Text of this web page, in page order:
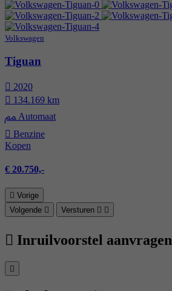
Volkswagen
Tiguan
2020
134.169 km
Automaat
Benzine
Kopen
€ 20.750,-
Vorige
Volgende
Versturen
Inruilvoorstel aanvragen